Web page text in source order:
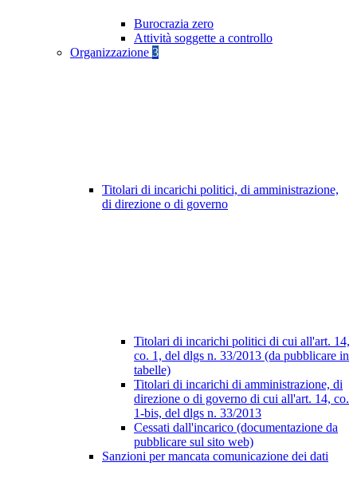
Burocrazia zero
Attività soggette a controllo
Organizzazione 3
Titolari di incarichi politici, di amministrazione,
di direzione o di governo
Titolari di incarichi politici di cui all'art. 14,
co. 1, del dlgs n. 33/2013 (da pubblicare in
tabelle)
Titolari di incarichi di amministrazione, di
direzione o di governo di cui all'art. 14, co.
1-bis, del dlgs n. 33/2013
Cessati dall'incarico (documentazione da
pubblicare sul sito web)
Sanzioni per mancata comunicazione dei dati